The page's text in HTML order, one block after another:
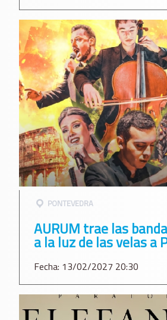
PONTEVEDRA
AURUM trae las
a la luz de las velas a
Fecha: 13/02/2027 20:30